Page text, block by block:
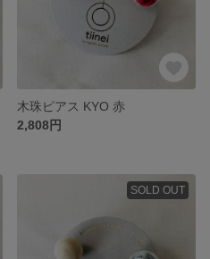
木珠ピアス KYO 赤
2,808円
SOLD OUT